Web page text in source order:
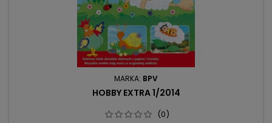
MARKA: BPV
HOBBY EXTRA 1/2014
(0)